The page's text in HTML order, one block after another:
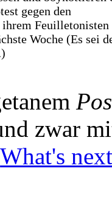
gegen den
Feuilletonisten
Woche (Es sei
zwar
What's